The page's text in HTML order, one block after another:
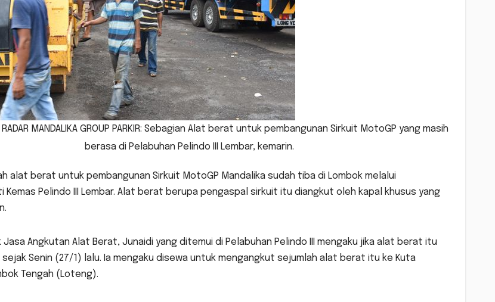
RADAR MANDALIKA GROUP PARKIR: Sebagian Alat berat untuk pembangunan Sirkuit MotoGP yang masih
berasa di Pelabuhan Pelindo III Lembar, kemarin.
alat berat untuk pembangunan Sirkuit MotoGP Mandalika sudah tiba di Lombok melalui
Kemas Pelindo III Lembar. Alat berat berupa pengaspal sirkuit itu diangkut oleh kapal khusus yang
Jasa Angkutan Alat Berat, Junaidi yang ditemui di Pelabuhan Pelindo III mengaku jika alat berat itu
Senin (27/1) lalu. Ia mengaku disewa untuk mengangkut sejumlah alat berat itu ke Kuta
Tengah (Loteng).